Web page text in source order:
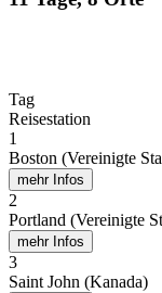
Tag
Reisestation
1
Boston (Vereinigte
mehr Infos
2
Portland (Vereinigte
mehr Infos
3
Saint John (Kanada)